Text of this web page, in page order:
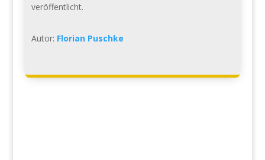
veröffentlicht.
Autor: Florian Puschke